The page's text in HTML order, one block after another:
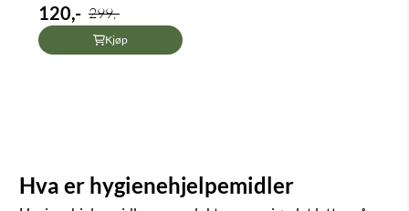
120,- 299,-
Kjøp
Hva er hygienehjelpemidler